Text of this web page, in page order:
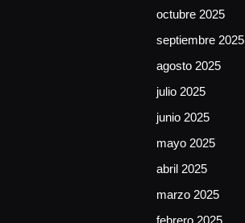
octubre 2025
septiembre 2025
agosto 2025
julio 2025
junio 2025
mayo 2025
abril 2025
marzo 2025